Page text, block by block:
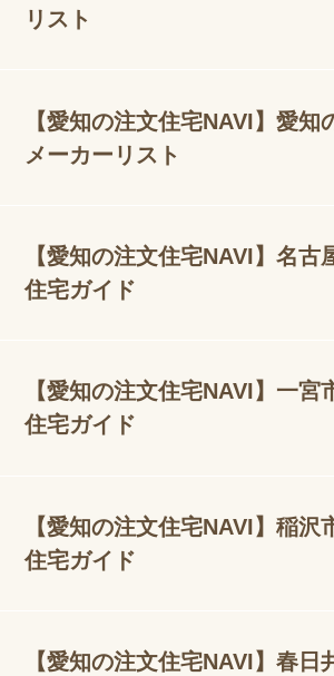
リスト
【愛知の注文住宅NAVI】愛知
メーカーリスト
【愛知の注文住宅NAVI】名古
住宅ガイド
【愛知の注文住宅NAVI】一宮
住宅ガイド
【愛知の注文住宅NAVI】稲沢
住宅ガイド
【愛知の注文住宅NAVI】春日